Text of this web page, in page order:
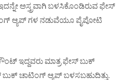
ಅಸ್ತ್ರವಾಗಿ ಬಳಸಿಕೊಂಡಿರುವ ಫೇಸ್
ಆ್ಯಪ್ ಗಳ ನಡುವೆಯೂ ಪೈಪೋಟಿ
ಇದ್ದವರು ಮಾತ್ರ ಫೇಸ್ ಬುಕ್
ಚಾಟಿಂಗ್ ಆ್ಯಪ್ ಬಳಸಬಹುದಿತ್ತು.